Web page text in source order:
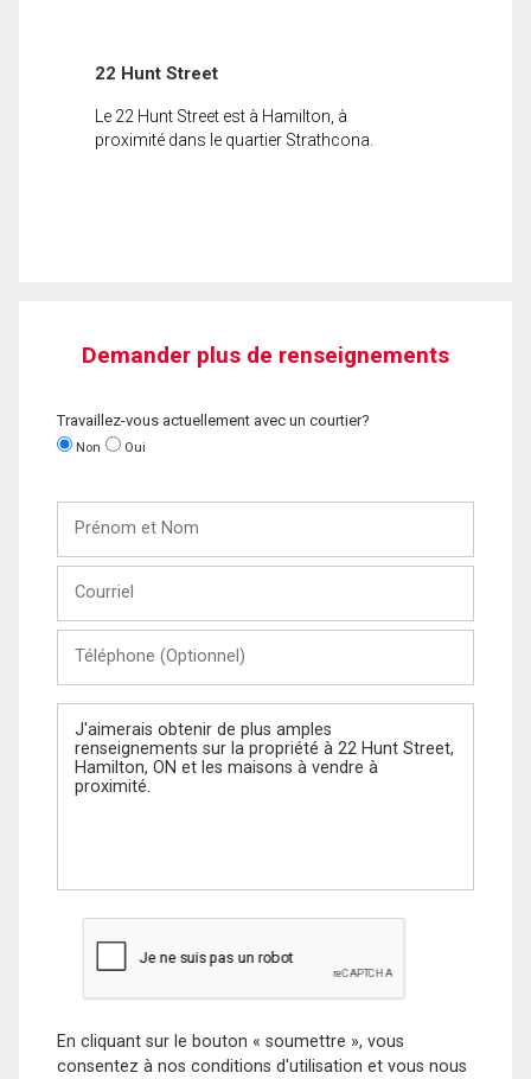
22 Hunt Street
Le 22 Hunt Street est à Hamilton, à
proximité dans le quartier Strathcona.
Demander plus de renseignements
Travaillez-vous actuellement avec un courtier?
Non Oui
Nom
(Optionnel)
Message
En cliquant sur le bouton « soumettre », vous
consentez à nos conditions d'utilisation et vous nous